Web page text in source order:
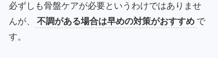
必ずしも骨盤ケアが必要というわけではありませ
んが、
不調がある場合は早めの対策がおすすめ で
す。